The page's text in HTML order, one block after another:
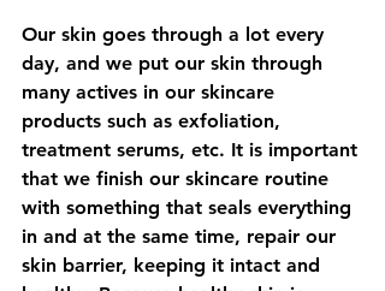
Our skin goes through a lot every
day, and we put our skin through
many actives in our skincare
products such as exfoliation,
treatment serums, etc. It is important
that we finish our skincare routine
with something that seals everything
in and at the same time, repair our
skin barrier, keeping it intact and